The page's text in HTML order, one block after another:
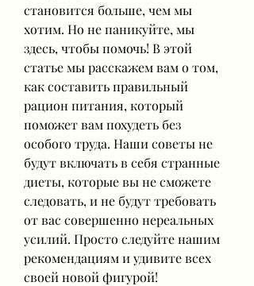
становится больше, чем мы
хотим. Но не паникуйте, мы
здесь, чтобы помочь! В этой
статье мы расскажем вам о том,
как составить правильный
рацион питания, который
поможет вам похудеть без
особого труда. Наши советы не
будут включать в себя странные
диеты, которые вы не сможете
следовать, и не будут требовать
от вас совершенно нереальных
усилий. Просто следуйте нашим
рекомендациям и удивите всех
своей новой фигурой!